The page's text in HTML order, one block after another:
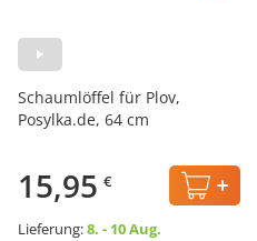
Schaumlöffel für Plov,
Posylka.de, 64 cm
15,95 €
Lieferung:8. - 10 Aug.